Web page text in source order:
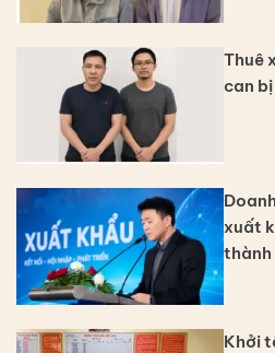
Thuê
can
xuất
thành
Khởi